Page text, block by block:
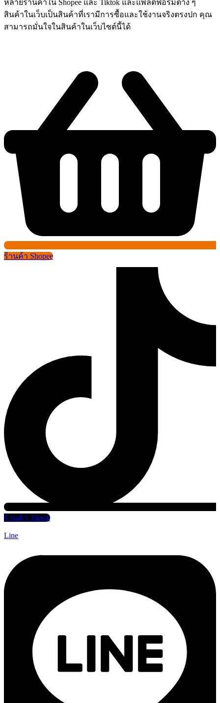
หลายร้านค้าใน Shopee และ Tiktok และแพลตฟอร์มต่าง ๆ
สินค้าในเว็บเป็นสินค้าที่เรามีการซื้อและใช้งานจริงตรงปก คุณ
สามารถมั่นใจในสินค้าในเว็บไซต์นี้ได้
ร้านค้า Shopee
ร้านค้า Tiktok
Line